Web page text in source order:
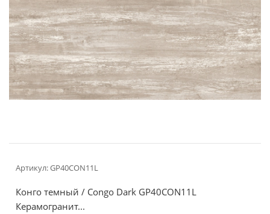
Артикул:GP40CON11L
Конго темный / Congo Dark GP40CON11L
Керамогранит...